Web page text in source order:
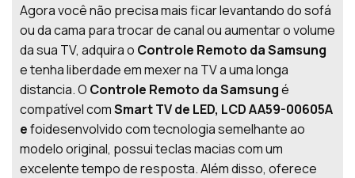
Agora você não precisa mais ficar levantando do sofá
ou da cama para trocar de canal ou aumentar o volume
da sua TV, adquira o Controle Remoto da Samsung
e tenha liberdade em mexer na TV a uma longa
distancia. O Controle Remoto da Samsungé
compatível comSmart TV de LED, LCD AA59-00605A
efoidesenvolvido com tecnologia semelhante ao
modelo original, possui teclas macias com um
excelente tempo de resposta. Além disso, oferece